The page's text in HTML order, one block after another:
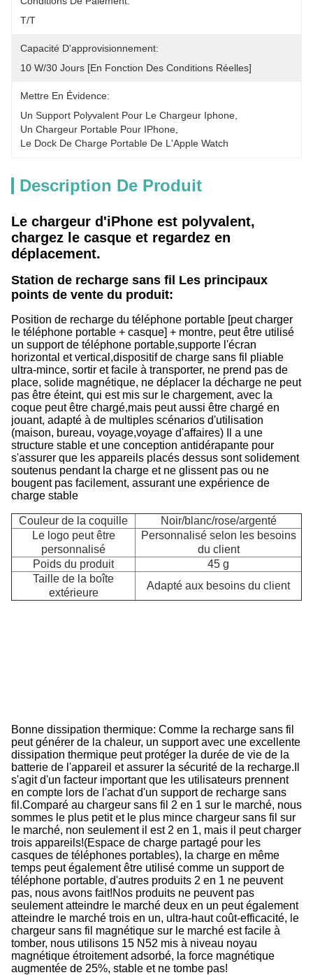
T/T
Capacité D'approvisionnement:
10 W/30 Jours [en Fonction Des Conditions Réelles]
Mettre En Évidence:
Un Support Polyvalent Pour Le Chargeur Iphone
Un Chargeur Portable Pour IPhone
Le Dock De Charge Portable De L'Apple Watch
Description De Produit
Le chargeur d'iPhone est polyvalent,
chargez le casque et regardez en
déplacement.
Station de recharge sans fil Les principaux
points de vente du produit:
Position de recharge du téléphone portable [peut charger
le téléphone portable + casque] + montre, peut être utilisé
un support de téléphone portable,supporte l'écran
horizontal et vertical,dispositif de charge sans fil pliable
ultra-mince, sortir et facile à transporter, ne prend pas de
place, solide magnétique, ne déplacer la décharge ne peut
pas être éteint, qui est mis sur le chargement, avec la
coque peut être chargé,mais peut aussi être chargé en
jouant, adapté à de multiples scénarios d'utilisation
(maison, bureau, voyage,voyage d'affaires) Il a une
structure stable et une conception antidérapante pour
s'assurer que les appareils placés dessus sont solidement
soutenus pendant la charge et ne glissent pas ou ne
bougent pas facilement, assurant une expérience de
charge stable
Couleur de la coquille
Noir/blanc/rose/argenté
Le logo peut être
personnalisé
Personnalisé selon les besoins
du client
Poids du produit
45 g
Taille de la boîte
extérieure
Adapté aux besoins du client
Bonne dissipation thermique: Comme la recharge sans fil
peut générer de la chaleur, un support avec une excellente
dissipation thermique peut protéger la durée de vie de la
batterie de l'appareil et assurer la sécurité de la recharge.
s'agit d'un facteur important que les utilisateurs prennent
en compte lors de l'achat d'un support de recharge sans
fil.Comparé au chargeur sans fil 2 en 1 sur le marché, nous
sommes le plus petit et le plus mince chargeur sans fil sur
le marché, non seulement il est 2 en 1, mais il peut charger
trois appareils!(Espace de charge partagé pour les
casques de téléphones portables), la charge en même
temps peut également être utilisé comme un support de
téléphone portable, d'autres produits 2 en 1 ne peuvent
pas, nous avons fait!Nos produits ne peuvent pas
seulement atteindre le marché deux en un peut également
atteindre le marché trois en un, ultra-haut coût-efficacité, le
chargeur sans fil magnétique sur le marché est facile à
tomber, nous utilisons 15 N52 mis à niveau noyau
magnétique étroitement adsorbé, la force magnétique
augmentée de 25%, stable et ne tombe pas!